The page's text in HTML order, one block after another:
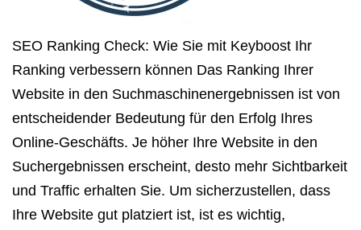
SEO Ranking Check: Wie Sie mit Keyboost Ihr
Ranking verbessern können Das Ranking Ihrer
Website in den Suchmaschinenergebnissen ist von
entscheidender Bedeutung für den Erfolg Ihres
Online-Geschäfts. Je höher Ihre Website in den
Suchergebnissen erscheint, desto mehr Sichtbarkeit
und Traffic erhalten Sie. Um sicherzustellen, dass
Ihre Website gut platziert ist, ist es wichtig,